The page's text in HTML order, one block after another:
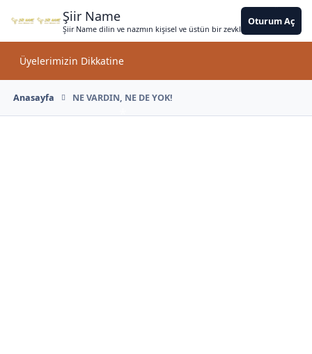
Şiir Name
Şiir Name dilin ve nazmın kişisel ve üstün bir zevkle bir arada
Oturum Aç
Üyelerimizin Dikkatine
Anasayfa NE VARDIN, NE DE YOK!
*
*